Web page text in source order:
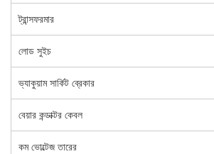
ট্রান্সফরমার
লোড সুইচ
ভ্যাকুয়াম সার্কিট ব্রেকার
বেয়ার কন্ডাক্টর কেবল
কম ভোল্টেজ তারের